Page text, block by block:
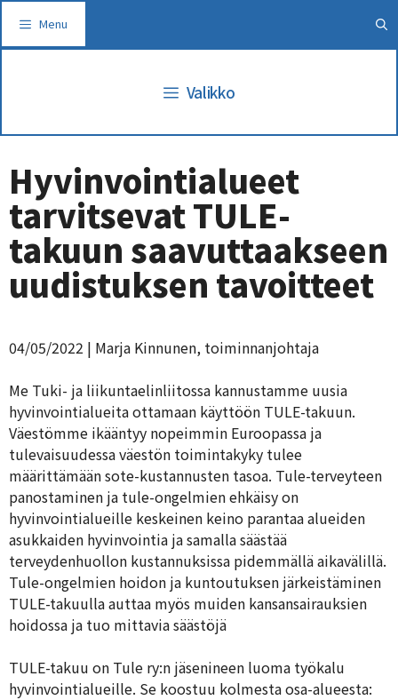
sisältöön
Menu
Valikko
Hyvinvointialueet
tarvitsevat TULE-
takuun saavuttaakseen
uudistuksen tavoitteet
04/05/2022 | Marja Kinnunen, toiminnanjohtaja
Me Tuki- ja liikuntaelinliitossa kannustamme uusia
hyvinvointialueita ottamaan käyttöön TULE-takuun.
Väestömme ikääntyy nopeimmin Euroopassa ja
tulevaisuudessa väestön toimintakyky tulee
määrittämään sote-kustannusten tasoa. Tule-terveyteen
panostaminen ja tule-ongelmien ehkäisy on
hyvinvointialueille keskeinen keino parantaa alueiden
asukkaiden hyvinvointia ja samalla säästää
terveydenhuollon kustannuksissa pidemmällä aikavälillä.
Tule-ongelmien hoidon ja kuntoutuksen järkeistäminen
TULE-takuulla auttaa myös muiden kansansairauksien
hoidossa ja tuo mittavia säästöjä
TULE-takuu on Tule ry:n jäsenineen luoma työkalu
hyvinvointialueille. Se koostuu kolmesta osa-alueesta: